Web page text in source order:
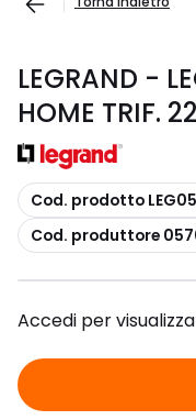
LEGRAND -
HOME TRIF.
copia
Cod. prodotto
copia
Cod. produttore
Accedi per